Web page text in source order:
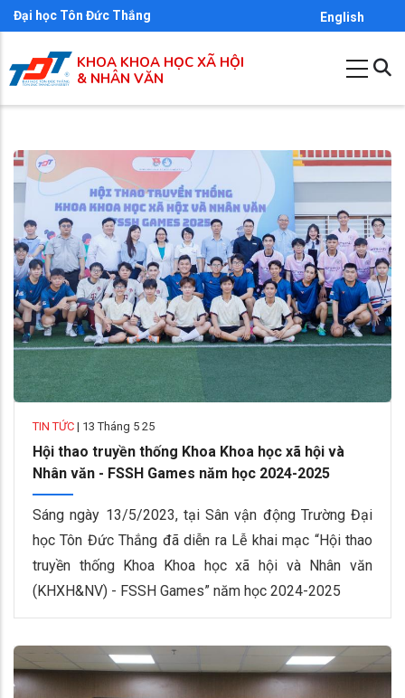
Nhảy
đến
nội
dung
Đại học Tôn Đức Thắng English
KHOA KHOA HỌC XÃ HỘI
& NHÂN VĂN
TIN TỨC | 13 Tháng 5 25
Hội thao truyền thống Khoa Khoa học xã hội và
Nhân văn - FSSH Games năm học 2024-2025
Sáng ngày 13/5/2023, tại Sân vận động Trường Đại
học Tôn Đức Thắng đã diễn ra Lễ khai mạc “Hội thao
truyền thống Khoa Khoa học xã hội và Nhân văn
(KHXH&NV) - FSSH Games” năm học 2024-2025